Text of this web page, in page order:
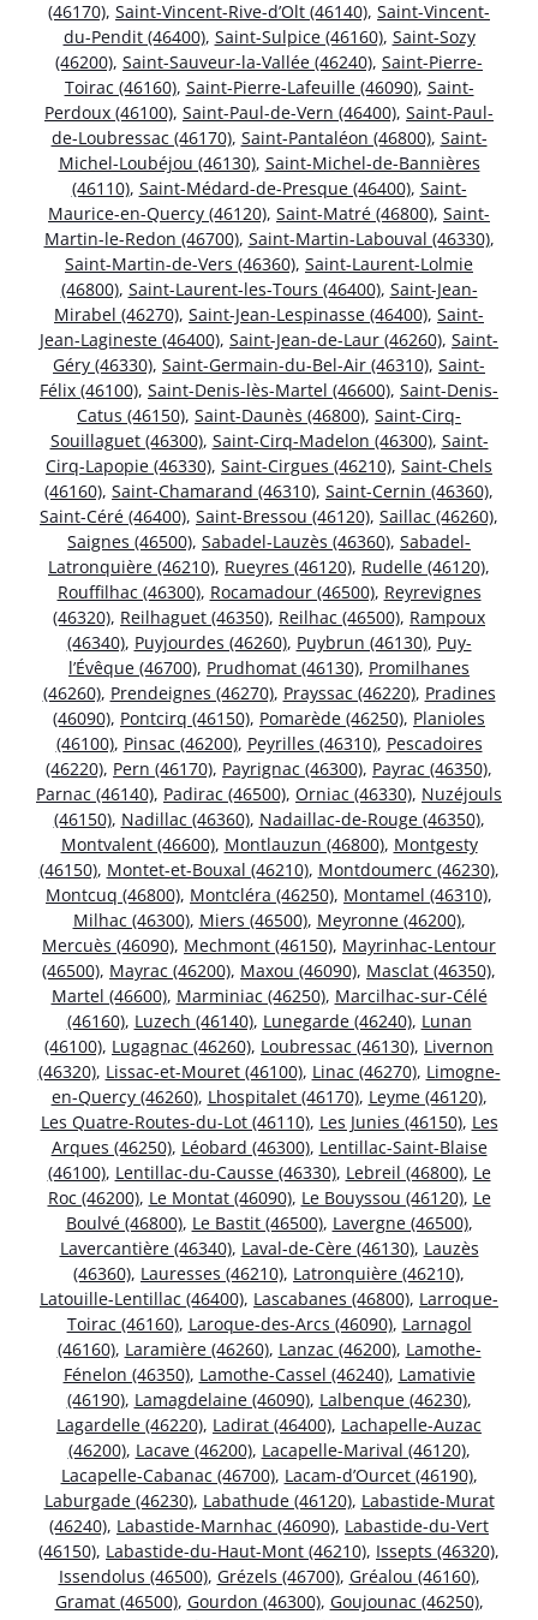
(46170), Saint-Vincent-Rive-d’Olt (46140), Saint-Vincent-
du-Pendit (46400), Saint-Sulpice (46160), Saint-Sozy
(46200), Saint-Sauveur-la-Vallée (46240), Saint-Pierre-
Toirac (46160), Saint-Pierre-Lafeuille (46090), Saint-
Perdoux (46100), Saint-Paul-de-Vern (46400), Saint-Paul-
de-Loubressac (46170), Saint-Pantaléon (46800), Saint-
Michel-Loubéjou (46130), Saint-Michel-de-Bannières
(46110), Saint-Médard-de-Presque (46400), Saint-
Maurice-en-Quercy (46120), Saint-Matré (46800), Saint-
Martin-le-Redon (46700), Saint-Martin-Labouval (46330),
Saint-Martin-de-Vers (46360), Saint-Laurent-Lolmie
(46800), Saint-Laurent-les-Tours (46400), Saint-Jean-
Mirabel (46270), Saint-Jean-Lespinasse (46400), Saint-
Jean-Lagineste (46400), Saint-Jean-de-Laur (46260), Saint-
Géry (46330), Saint-Germain-du-Bel-Air (46310), Saint-
Félix (46100), Saint-Denis-lès-Martel (46600), Saint-Denis-
Catus (46150), Saint-Daunès (46800), Saint-Cirq-
Souillaguet (46300), Saint-Cirq-Madelon (46300), Saint-
Cirq-Lapopie (46330), Saint-Cirgues (46210), Saint-Chels
(46160), Saint-Chamarand (46310), Saint-Cernin (46360),
Saint-Céré (46400), Saint-Bressou (46120), Saillac (46260),
Saignes (46500), Sabadel-Lauzès (46360), Sabadel-
Latronquière (46210), Rueyres (46120), Rudelle (46120),
Rouffilhac (46300), Rocamadour (46500), Reyrevignes
(46320), Reilhaguet (46350), Reilhac (46500), Rampoux
(46340), Puyjourdes (46260), Puybrun (46130), Puy-
l’Évêque (46700), Prudhomat (46130), Promilhanes
(46260), Prendeignes (46270), Prayssac (46220), Pradines
(46090), Pontcirq (46150), Pomarède (46250), Planioles
(46100), Pinsac (46200), Peyrilles (46310), Pescadoires
(46220), Pern (46170), Payrignac (46300), Payrac (46350),
Parnac (46140), Padirac (46500), Orniac (46330), Nuzéjouls
(46150), Nadillac (46360), Nadaillac-de-Rouge (46350),
Montvalent (46600), Montlauzun (46800), Montgesty
(46150), Montet-et-Bouxal (46210), Montdoumerc (46230),
Montcuq (46800), Montcléra (46250), Montamel (46310),
Milhac (46300), Miers (46500), Meyronne (46200),
Mercuès (46090), Mechmont (46150), Mayrinhac-Lentour
(46500), Mayrac (46200), Maxou (46090), Masclat (46350),
Martel (46600), Marminiac (46250), Marcilhac-sur-Célé
(46160), Luzech (46140), Lunegarde (46240), Lunan
(46100), Lugagnac (46260), Loubressac (46130), Livernon
(46320), Lissac-et-Mouret (46100), Linac (46270), Limogne-
en-Quercy (46260), Lhospitalet (46170), Leyme (46120),
Les Quatre-Routes-du-Lot (46110), Les Junies (46150), Les
Arques (46250), Léobard (46300), Lentillac-Saint-Blaise
(46100), Lentillac-du-Causse (46330), Lebreil (46800), Le
Roc (46200), Le Montat (46090), Le Bouyssou (46120), Le
Boulvé (46800), Le Bastit (46500), Lavergne (46500),
Lavercantière (46340), Laval-de-Cère (46130), Lauzès
(46360), Lauresses (46210), Latronquière (46210),
Latouille-Lentillac (46400), Lascabanes (46800), Larroque-
Toirac (46160), Laroque-des-Arcs (46090), Larnagol
(46160), Laramière (46260), Lanzac (46200), Lamothe-
Fénelon (46350), Lamothe-Cassel (46240), Lamativie
(46190), Lamagdelaine (46090), Lalbenque (46230),
Lagardelle (46220), Ladirat (46400), Lachapelle-Auzac
(46200), Lacave (46200), Lacapelle-Marival (46120),
Lacapelle-Cabanac (46700), Lacam-d’Ourcet (46190),
Laburgade (46230), Labathude (46120), Labastide-Murat
(46240), Labastide-Marnhac (46090), Labastide-du-Vert
(46150), Labastide-du-Haut-Mont (46210), Issepts (46320),
Issendolus (46500), Grézels (46700), Gréalou (46160),
Gramat (46500), Gourdon (46300), Goujounac (46250),